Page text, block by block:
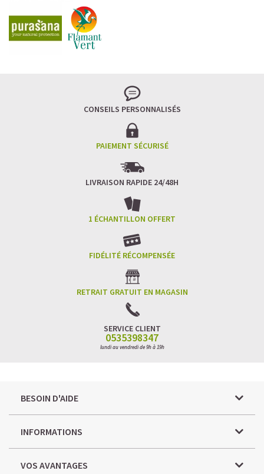
CONSEILS PERSONNALISÉS
PAIEMENT SÉCURISÉ
LIVRAISON RAPIDE 24/48H
1 ÉCHANTILLON OFFERT
FIDÉLITÉ RÉCOMPENSÉE
RETRAIT GRATUIT EN MAGASIN
SERVICE CLIENT
0535398347
lundi au vendredi de 9h à 19h
BESOIN D'AIDE
INFORMATIONS
VOS AVANTAGES